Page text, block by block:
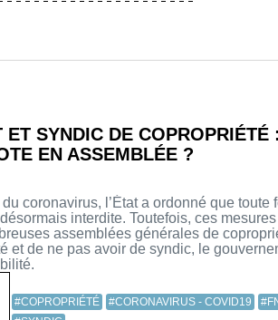
ET SYNDIC DE COPROPRIÉTÉ
EN ASSEMBLÉE ?
coronavirus, l’État a ordonné que toute
interdite. Toutefois, ces
assemblées générales de
et de ne pas avoir de syndic, le
#COPROPRIÉTÉ #CORONAVIRUS - COVID19